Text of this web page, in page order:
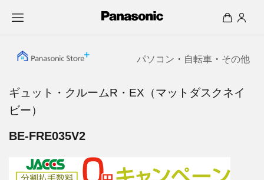
パソコン ・ 自転車 ・ その他
ギュット・クルームR・EX（マットダスクネイ
ビー）
BE-FRE035V2